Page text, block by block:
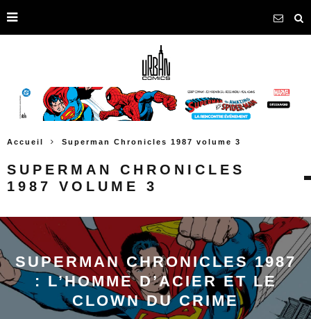
Accueil Superman Chronicles 1987 volume 3
SUPERMAN CHRONICLES
1987 VOLUME 3
SUPERMAN CHRONICLES 1987
: L’HOMME D’ACIER ET LE
CLOWN DU CRIME